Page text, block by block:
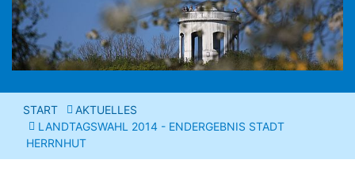
START
AKTUELLES
LANDTAGSWAHL 2014 - ENDERGEBNIS STADT
HERRNHUT